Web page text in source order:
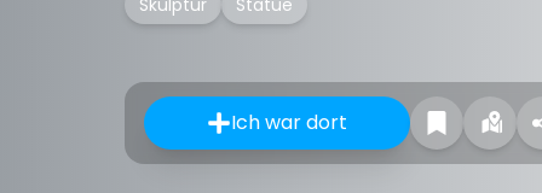
Skulptur Statue
Ich war dort